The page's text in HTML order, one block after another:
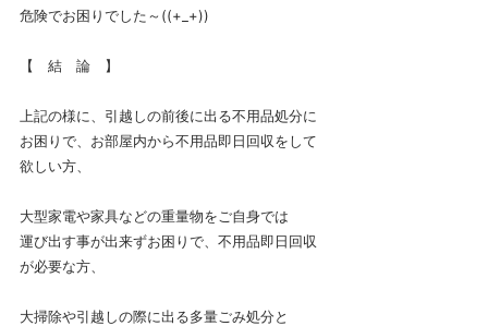
危険でお困りでした～((+_+))
【 結 論 】
上記の様に、引越しの前後に出る不用品処分に
お困りで、お部屋内から不用品即日回収をして
欲しい方、
大型家電や家具などの重量物をご自身では
運び出す事が出来ずお困りで、不用品即日回収
が必要な方、
大掃除や引越しの際に出る多量ごみ処分と